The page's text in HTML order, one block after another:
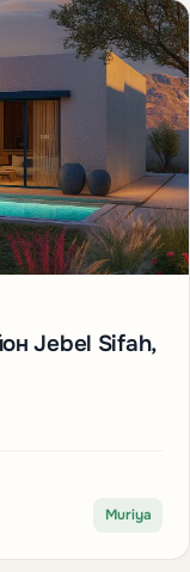
Jebel Sifah,
Muriya